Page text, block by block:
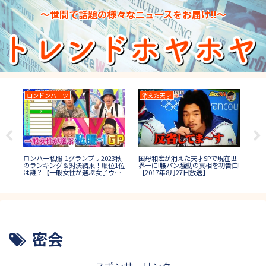
～世間で話題の様々なニュースをお届け!!～
ロンドンハーツ
ロンハー私服-1グランプリ2023秋
のランキング＆対決結果！順位1位
は誰？【一般女性が選ぶ女子ウケ
消えた天才
国母和宏が消えた天才SPで現在世
界一に!腰パン騒動の真相を初告白!
【2017年8月27日放送】
密会